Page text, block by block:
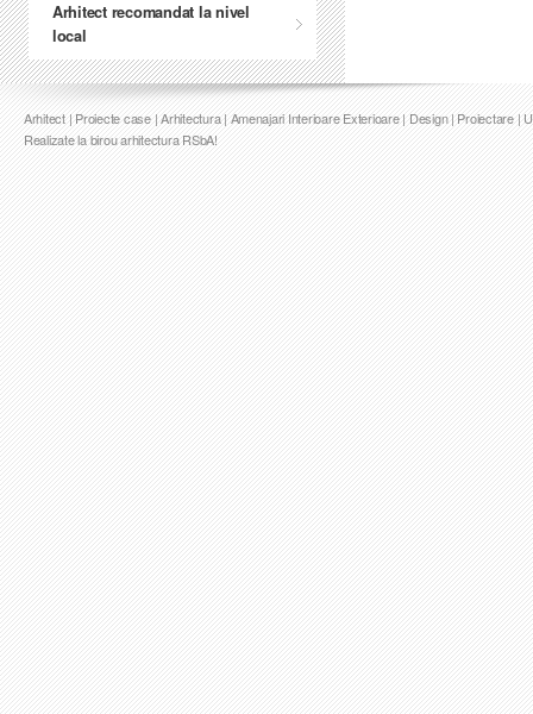
Arhitect recomandat la nivel
local
Arhitect | Proiecte case | Arhitectura | Amenajari Interioare Exterioare | Design | Proiectare |
Realizate la birou arhitectura RSbA!